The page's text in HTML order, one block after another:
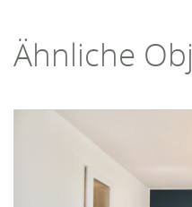
Ähnliche